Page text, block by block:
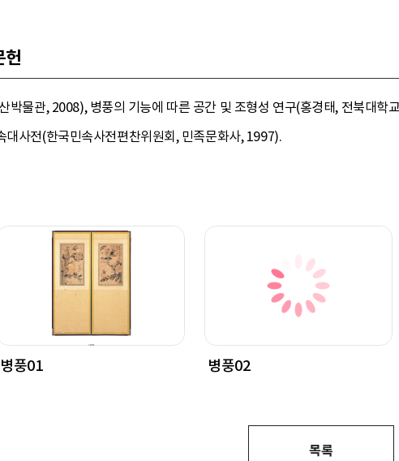
헌
박물관, 2008), 병풍의 기능에 따른 공간 및 조형성 연구(홍경태, 전북대
대사전(한국민속사전편찬위원회, 민족문화사, 1997).
병풍01 병풍02
목록